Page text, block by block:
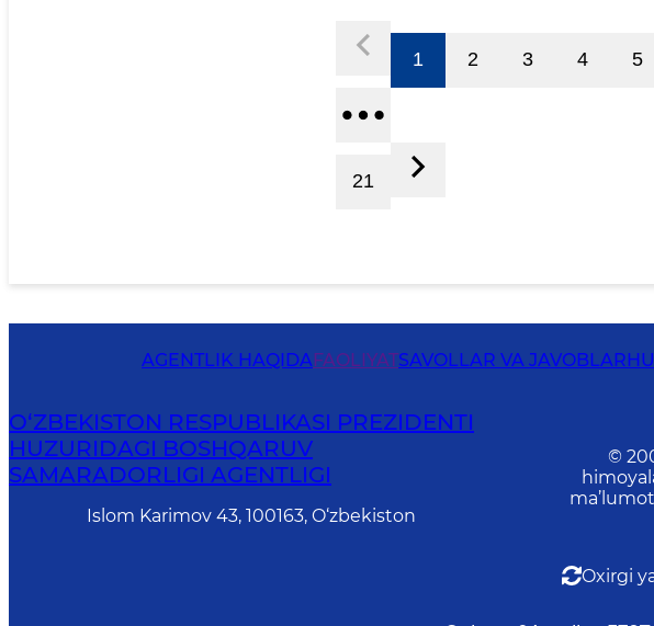
1 2 3 4 5
21
AGENTLIK HAQIDAFAOLIYATSAVOLLAR VA JAVOBLAR
O‘ZBEKISTON RESPUBLIKASI PREZIDENTI
HUZURIDAGI BOSHQARUV
SAMARADORLIGI AGENTLIGI
Islom Karimov 43, 100163, O‘zbekiston
©
Oxirgi